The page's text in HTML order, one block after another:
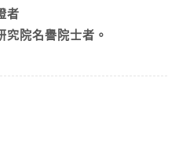
者
院名譽院士者。